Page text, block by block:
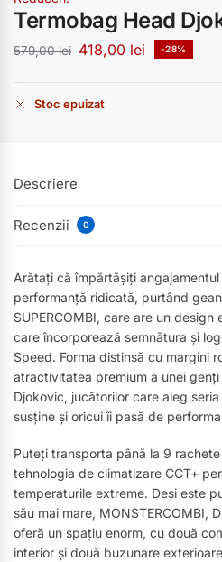
Termobag Head
579,00lei 418,00 lei -28%
Stoc epuizat
Descriere
Recenzii 0
Arătați că împărtășiți
performanță ridicată, purtând
SUPERCOMBI, care are un
care încorporează semnătura și
Speed. Forma distinsă cu margini
atractivitatea premium a unei
Djokovic, jucătorilor care aleg
susține și oricui îi pasă de
Puteți transporta până la 9
tehnologia de climatizare CCT+
temperaturile extreme. Deși este
său mai mare, MONSTERCOMBI,
oferă un spațiu enorm, cu două
interior și două buzunare